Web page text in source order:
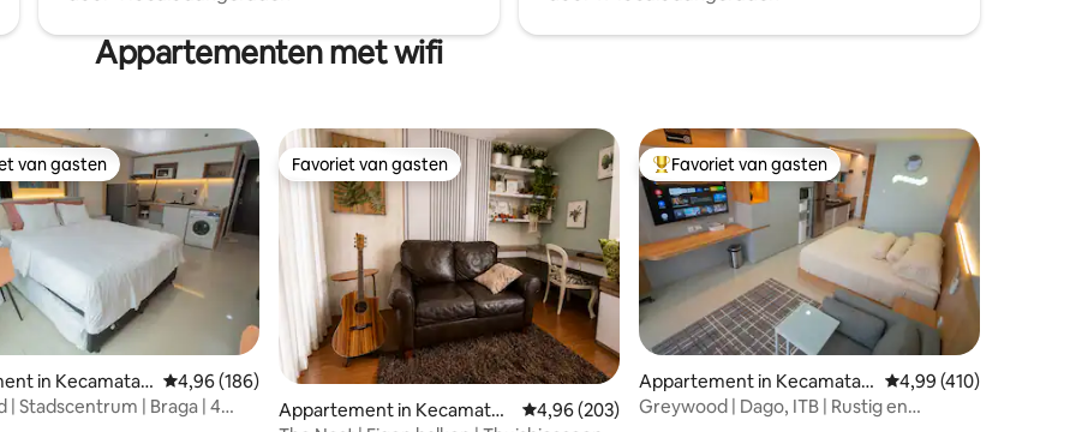
Appartementen met wifi
4,93 uit 5, 176 recensies
van gasten
van gasten
in Kecamatan Gemiddelde beoordeling van 4,96 uit 5, 186 recensies
4,96 (186)
| Stadscentrum | Braga | 4
Favoriet van gasten
Favoriet van gasten
Appartement in Kecamatan
Gemiddelde beoordeling van 4,96 uit 5, 203 recensies
4,96 (203)
Topfavoriet van gasten
Favoriet van gasten
Appartement in Kecamatan
Coblong
Gemiddelde
4,99 (410)
Greywood | Dago, ITB | Rustig en